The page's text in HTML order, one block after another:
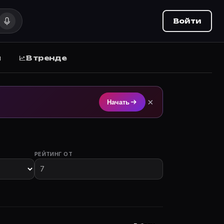
на Movie Planner.
Войти
В тренде
Начать ×
РЕЙТИНГ ОТ